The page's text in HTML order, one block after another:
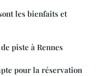
les bienfaits et
piste à Rennes
pour la réservation